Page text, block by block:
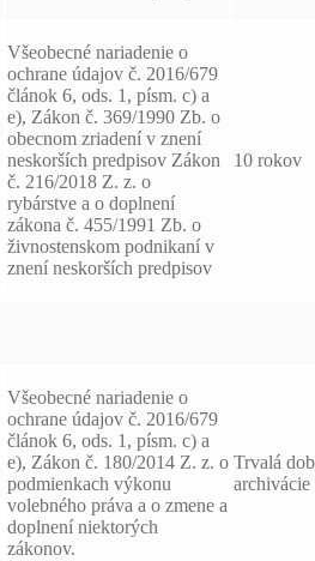
Všeobecné nariadenie o
ochrane údajov č. 2016/679
článok 6, ods. 1, písm. c) a
e), Zákon č. 369/1990 Zb. o
obecnom zriadení v znení
neskorších predpisov Zákon
č. 216/2018 Z. z. o
rybárstve a o doplnení
zákona č. 455/1991 Zb. o
živnostenskom podnikaní v
znení neskorších predpisov
10 rokov
Všeobecné nariadenie o
ochrane údajov č. 2016/679
článok 6, ods. 1, písm. c) a
e), Zákon č. 180/2014 Z. z. o
podmienkach výkonu
volebného práva a o zmene a
doplnení niektorých
zákonov.
Trvalá
archivácie